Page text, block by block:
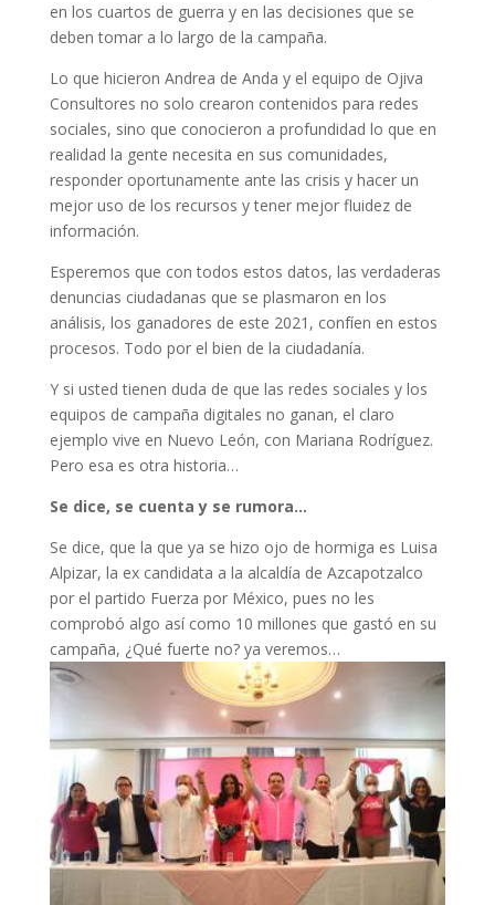
en los cuartos de guerra y en las decisiones que se
deben tomar a lo largo de la campaña.
Lo que hicieron Andrea de Anda y el equipo de Ojiva
Consultores no solo crearon contenidos para redes
sociales, sino que conocieron a profundidad lo que en
realidad la gente necesita en sus comunidades,
responder oportunamente ante las crisis y hacer un
mejor uso de los recursos y tener mejor fluidez de
información.
Esperemos que con todos estos datos, las verdaderas
denuncias ciudadanas que se plasmaron en los
análisis, los ganadores de este 2021, confíen en estos
procesos. Todo por el bien de la ciudadanía.
Y si usted tienen duda de que las redes sociales y los
equipos de campaña digitales no ganan, el claro
ejemplo vive en Nuevo León, con Mariana Rodríguez.
Pero esa es otra historia…
Se dice, se cuenta y se rumora…
Se dice, que la que ya se hizo ojo de hormiga es Luisa
Alpizar, la ex candidata a la alcaldía de Azcapotzalco
por el partido Fuerza por México, pues no les
comprobó algo así como 10 millones que gastó en su
campaña, ¿Qué fuerte no? ya veremos…